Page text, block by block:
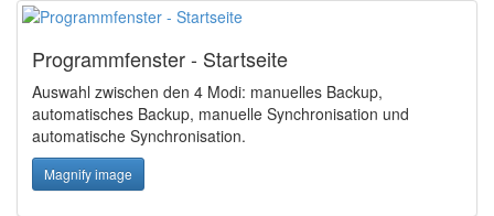
Programmfenster - Startseite
Auswahl zwischen den 4 Modi: manuelles Backup,
automatisches Backup, manuelle Synchronisation und
automatische Synchronisation.
Magnify image